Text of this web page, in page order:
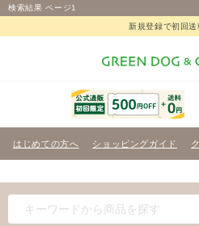
検索結果 ページ1
新規登録で初回送
はじめての方へ ショッピングガイド